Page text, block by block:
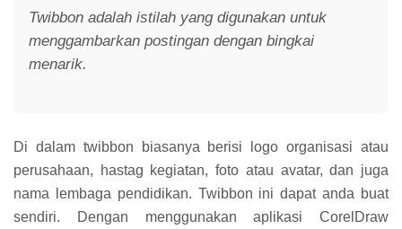
Twibbon adalah istilah yang digunakan untuk
menggambarkan postingan dengan bingkai
menarik.
Di dalam twibbon biasanya berisi logo organisasi atau
perusahaan, hastag kegiatan, foto atau avatar, dan juga
nama lembaga pendidikan. Twibbon ini dapat anda buat
sendiri. Dengan menggunakan aplikasi CorelDraw